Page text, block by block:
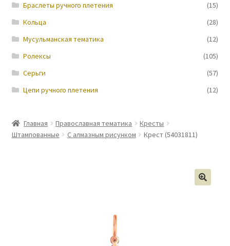
Браслеты ручного плетения
(15)
Кольца
(28)
Мусульманская тематика
(12)
Ролексы
(105)
Серьги
(57)
Цепи ручного плетения
(12)
Главная Православная тематика
Кресты
Штампованные
С алмазным рисунком Крест (54031811)